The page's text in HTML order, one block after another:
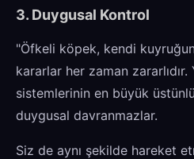
3. Duygusal Kontrol
"Öfkeli köpek, kendi
kararlar her zaman zararlıdır.
sistemlerinin en büyük
duygusal davranmazlar.
Siz de aynı şekilde hareket